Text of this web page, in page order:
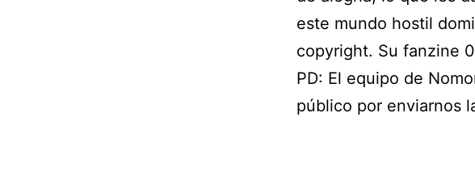
este mundo hostil
copyright. Su fanzine
PD: El equipo de
público por enviarnos